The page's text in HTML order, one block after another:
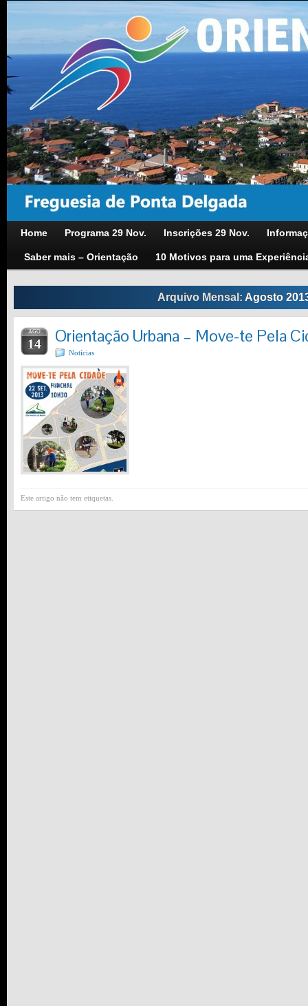
Home Programa 29 Nov. Inscrições 29 Nov.
Saber mais – Orientação 10 Motivos para uma
Arquivo Mensal: Agosto
AGO
14 Orientação Urbana – Move-te Pela
Notícias
Este artigo não tem etiquetas.